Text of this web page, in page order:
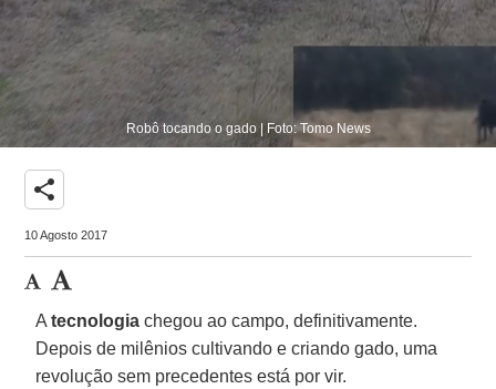
Robô tocando o gado | Foto: Tomo News
share
10 Agosto 2017
Atecnologia chegou ao campo, definitivamente.
Depois de milênios cultivando e criando gado, uma
revolução sem precedentes está por vir.